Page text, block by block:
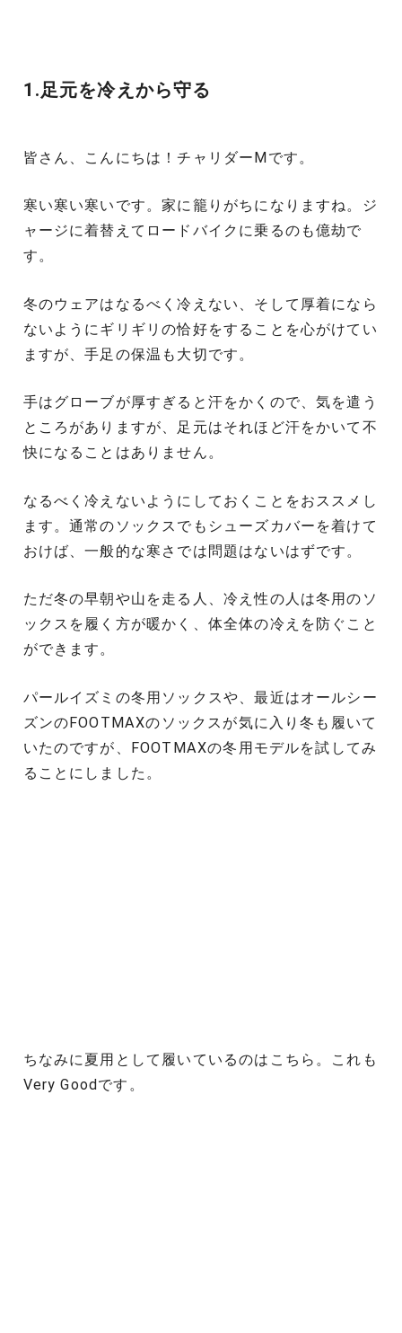
1.足元を冷えから守る
皆さん、こんにちは！チャリダーMです。
寒い寒い寒いです。家に籠りがちになりますね。ジ
ャージに着替えてロードバイクに乗るのも億劫で
す。
冬のウェアはなるべく冷えない、そして厚着になら
ないようにギリギリの恰好をすることを心がけてい
ますが、手足の保温も大切です。
手はグローブが厚すぎると汗をかくので、気を遣う
ところがありますが、足元はそれほど汗をかいて不
快になることはありません。
なるべく冷えないようにしておくことをおススメし
ます。通常のソックスでもシューズカバーを着けて
おけば、一般的な寒さでは問題はないはずです。
ただ冬の早朝や山を走る人、冷え性の人は冬用のソ
ックスを履く方が暖かく、体全体の冷えを防ぐこと
ができます。
パールイズミの冬用ソックスや、最近はオールシー
ズンのFOOTMAXのソックスが気に入り冬も履いて
いたのですが、FOOTMAXの冬用モデルを試してみ
ることにしました。
ちなみに夏用として履いているのはこちら。これも
Very Goodです。